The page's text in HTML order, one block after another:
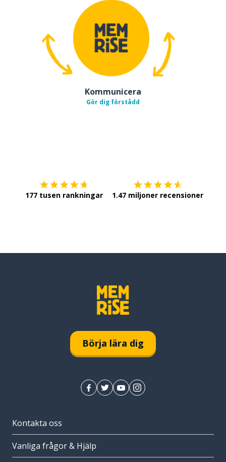
Kommunicera
Gör dig förstådd
177 tusen rankningar 1.47 miljoner recensioner
Börja lära dig
Kontakta oss
Vanliga frågor & Hjälp